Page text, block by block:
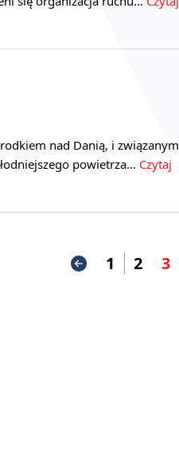
nad Danią, i związanym
powietrza… Czytaj
1 2 3